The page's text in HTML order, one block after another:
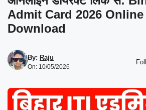
Admit Card 2026 Online
Download
By: Raju
On: 10/05/2026